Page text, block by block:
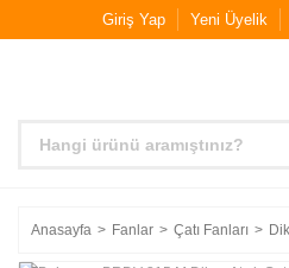
Giriş Yap Yeni Üyelik
Anasayfa Fanlar Çatı Fanları